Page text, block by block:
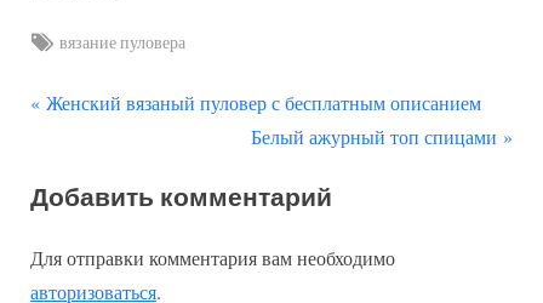
Tags:
вязание пуловера
Навигация
записям
П
д
д
Женский вязаный пуловер с бесплатным описанием
С
е
у
Белый ажурный топ спицами
Добавить комментарий
Для отправки комментария вам необходимо
авторизоваться.